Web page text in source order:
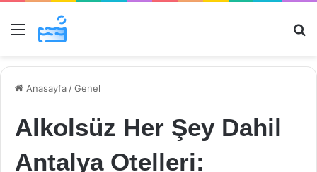
Menü
Anasayfa /Genel
Alkolsüz Her Şey Dahil
Antalya Otelleri: